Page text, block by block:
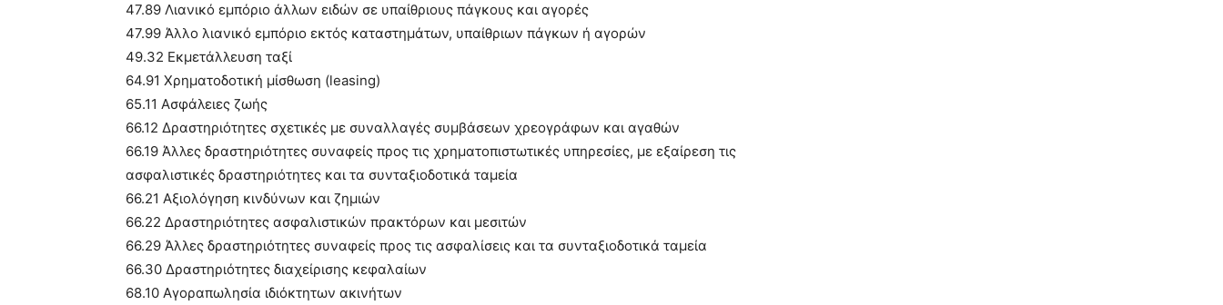
47.89 Λιανικό εμπόριο άλλων ειδών σε υπαίθριους πάγκους και αγορές
47.99 Άλλο λιανικό εμπόριο εκτός καταστημάτων, υπαίθριων πάγκων ή αγορών
49.32 Εκμετάλλευση ταξί
64.91 Χρηματοδοτική μίσθωση (leasing)
65.11 Ασφάλειες ζωής
66.12 Δραστηριότητες σχετικές με συναλλαγές συμβάσεων χρεογράφων και αγαθών
66.19 Άλλες δραστηριότητες συναφείς προς τις χρηματοπιστωτικές υπηρεσίες, με εξαίρεση τις
ασφαλιστικές δραστηριότητες και τα συνταξιοδοτικά ταμεία
66.21 Αξιολόγηση κινδύνων και ζημιών
66.22 Δραστηριότητες ασφαλιστικών πρακτόρων και μεσιτών
66.29 Άλλες δραστηριότητες συναφείς προς τις ασφαλίσεις και τα συνταξιοδοτικά ταμεία
66.30 Δραστηριότητες διαχείρισης κεφαλαίων
68.10 Αγοραπωλησία ιδιόκτητων ακινήτων